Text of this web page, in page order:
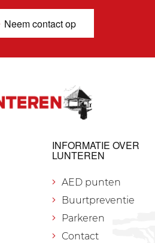
Neem contact op
INFORMATIE OVER
LUNTEREN
AED punten
Buurtpreventie
Parkeren
Contact